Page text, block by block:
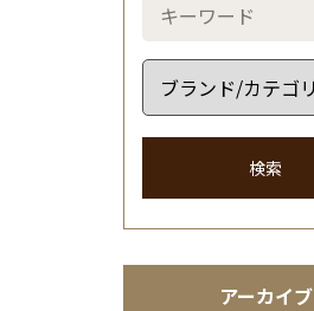
検索
アーカイブ